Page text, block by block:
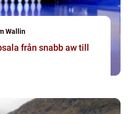
Wallin
aw till